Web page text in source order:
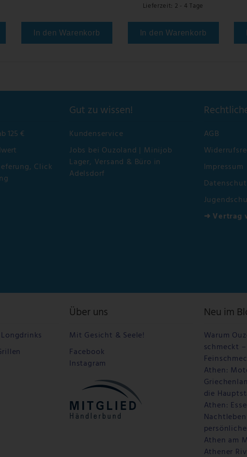
In den Warenkorb
Lieferzeit: 2 - 4 Tage
In den Warenkorb
125 €
Click
Gut zu wissen!
Kundenservice
Jobs bei Ouzoland | Minijob
Lager, Versand & Büro in
Adelsdorf
AGB
Impressum
➜ Vertrag
Über uns
Mit Gesicht & Seele!
Facebook
Instagram
Neu im
Warum
schmeckt
Athen:
die
Athen:
Athen am
Athener